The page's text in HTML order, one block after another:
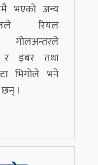
भएको अन्य
रियल
गोलअन्तरले
र इबर तथा
भिगोले भने
।